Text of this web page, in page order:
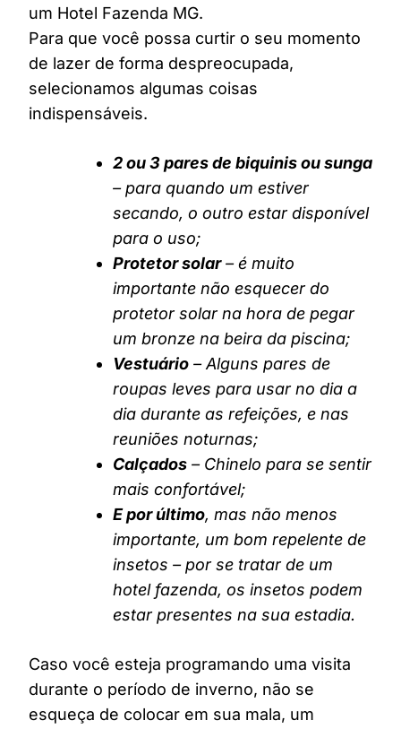
um Hotel Fazenda MG.
Para que você possa curtir o seu momento
de lazer de forma despreocupada,
selecionamos algumas coisas
indispensáveis.
2 ou 3 pares de biquinis ou sunga
– para quando um estiver
secando, o outro estar disponível
para o uso;
Protetor solar– é muito
importante não esquecer do
protetor solar na hora de pegar
um bronze na beira da piscina;
Vestuário – Alguns pares de
roupas leves para usar no dia a
dia durante as refeições, e nas
reuniões noturnas;
Calçados – Chinelo para se sentir
mais confortável;
E por último, mas não menos
importante, um bom repelente de
insetos – por se tratar de um
hotel fazenda, os insetos podem
estar presentes na sua estadia.
Caso você esteja programando uma visita
durante o período de inverno, não se
esqueça de colocar em sua mala, um